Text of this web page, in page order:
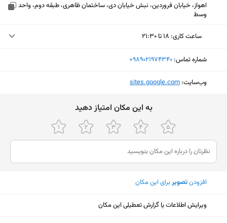
اهواز، خیابان فروردین، نبش خیابان دی، ساختمان ظاهری، طبقه دوم، واحد
وسط
ساعت کاری: ۱۸ تا ۲۱:۳۰
دوشنبه (امروز)
جمعه
تعطیل
شنبه
۱۸ تا ۲۱:۳۰
یکشنبه
شماره تماس: ‎+989021974340
وب‌سایت: ‎sites.google.com
ﺑﻪ اﯾﻦ ﻣﮑﺎن اﻣﺘﯿﺎز دﻫﯿﺪ
افزودنتصویربرای این مکان
ویرایش اطلاعات یا گزارش تعطیلی این مکان